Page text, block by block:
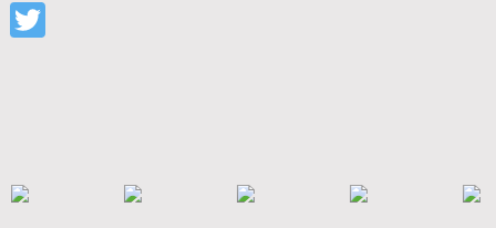
Facebook